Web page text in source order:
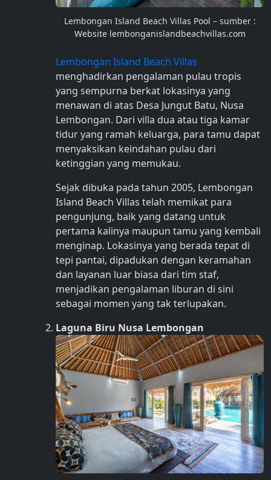
Lembongan Island Beach Villas Pool – sumber :
Website lembonganislandbeachvillas.com
Lembongan Island Beach Villas
menghadirkan pengalaman pulau tropis
yang sempurna berkat lokasinya yang
menawan di atas Desa Jungut Batu, Nusa
Lembongan. Dari villa dua atau tiga kamar
tidur yang ramah keluarga, para tamu dapat
menyaksikan keindahan pulau dari
ketinggian yang memukau.
Sejak dibuka pada tahun 2005, Lembongan
Island Beach Villas telah memikat para
pengunjung, baik yang datang untuk
pertama kalinya maupun tamu yang kembali
menginap. Lokasinya yang berada tepat di
tepi pantai, dipadukan dengan keramahan
dan layanan luar biasa dari tim staf,
menjadikan pengalaman liburan di sini
sebagai momen yang tak terlupakan.
Laguna Biru Nusa Lembongan